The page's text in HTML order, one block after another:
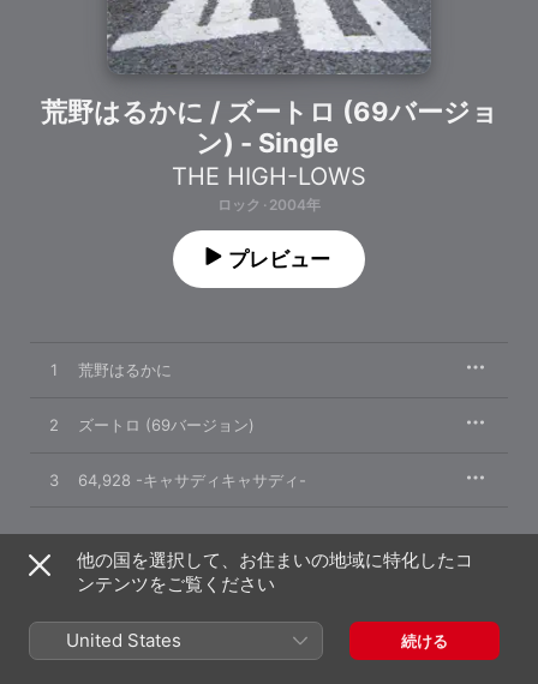
荒野はるかに / ズートロ (69バージョ
ン) - Single
THE HIGH-LOWS
ロック · 2004年
プレビュー
1 荒野はるかに
2 ズートロ (69バージョン)
3 64,928 -キャサディキャサディ-
2004年6月9日
3曲、10分
他の国を選択して、お住まいの地域に特化したコ
ンテンツをご覧ください
United States 続ける